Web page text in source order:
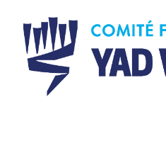
content